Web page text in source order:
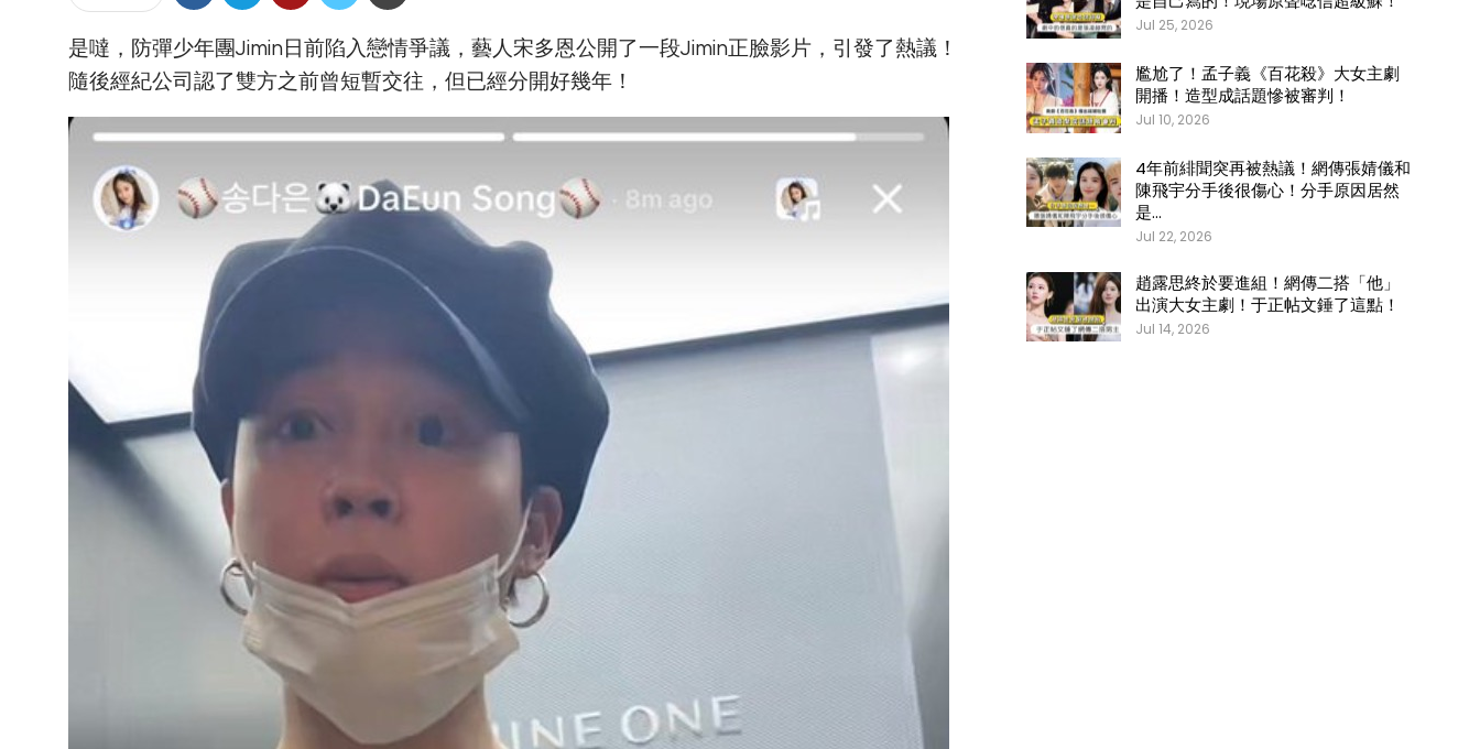
是噠，防彈少年團Jimin日前陷入戀情爭議，藝人宋多恩公開了一段Jimin正臉影片，引發了熱議！
隨後經紀公司認了雙方之前曾短暫交往，但已經分開好幾年！
Jul 25, 2026
尷尬了！孟子義《百花殺》大女主劇
開播！造型成話題慘被審判！
Jul 10, 2026
4年前緋聞突再被熱議！網傳張婧儀和
陳飛宇分手後很傷心！分手原因居然
是…
Jul 22, 2026
趙露思終於要進組！網傳二搭「他」
出演大女主劇！于正帖文錘了這點！
Jul 14, 2026